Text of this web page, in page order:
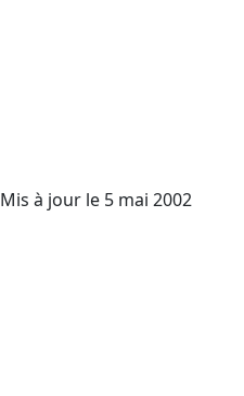
Mis à jour le 5 mai 2002